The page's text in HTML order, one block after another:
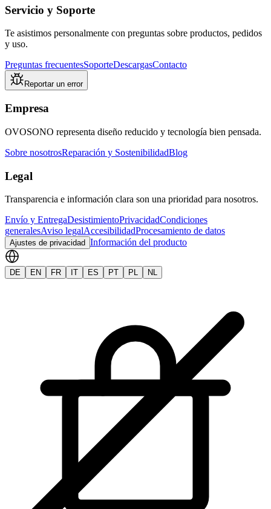
Servicio y Soporte
Te asistimos personalmente con preguntas sobre productos, pedidos
y uso.
Preguntas frecuentesSoporteDescargasContacto
Reportar un error
Empresa
OVOSONO representa diseño reducido y tecnología bien pensada.
Sobre nosotrosReparación y SostenibilidadBlog
Legal
Transparencia e información clara son una prioridad para nosotros.
Envío y EntregaDesistimientoPrivacidadCondiciones
generalesAviso legalAccesibilidadProcesamiento de datos
Ajustes de privacidad Información del producto
DE EN FR IT ES PT PL NL